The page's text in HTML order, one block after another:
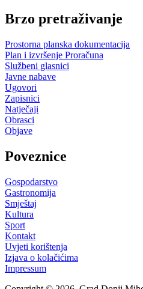
Brzo pretraživanje
Prostorna planska dokumentacija
Plan i izvršenje Proračuna
Službeni glasnici
Javne nabave
Ugovori
Zapisnici
Natječaji
Obrasci
Objave
Poveznice
Gospodarstvo
Gastronomija
Smještaj
Kultura
Sport
Kontakt
Uvjeti korištenja
Izjava o kolačićima
Impressum